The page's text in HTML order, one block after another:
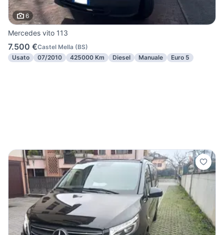
6
Mercedes vito 113
7.500 €Castel Mella (BS)
Usato
07/2010 425000 Km Diesel Manuale Euro 5